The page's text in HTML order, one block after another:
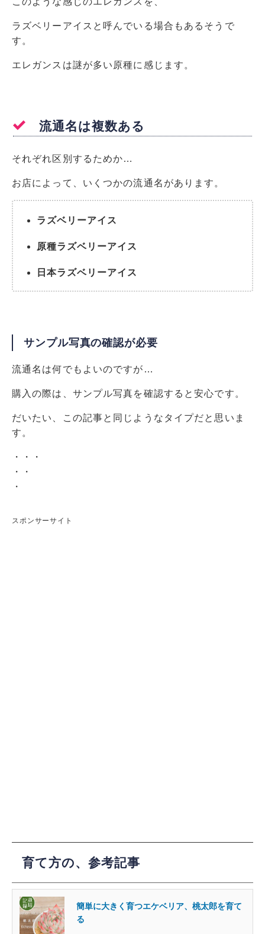
ラズベリーアイスと呼んでいる場合もあるそうで
す。
エレガンスは謎が多い原種に感じます。
流通名は複数ある
それぞれ区別するためか…
お店によって、いくつかの流通名があります。
ラズベリーアイス
原種ラズベリーアイス
日本ラズベリーアイス
サンプル写真の確認が必要
流通名は何でもよいのですが…
購入の際は、サンプル写真を確認すると安心です。
だいたい、この記事と同じようなタイプだと思いま
す。
・・・
・・
・
スポンサーサイト
育て方の、参考記事
簡単に大きく育つエケベリア、桃太郎を育て
る